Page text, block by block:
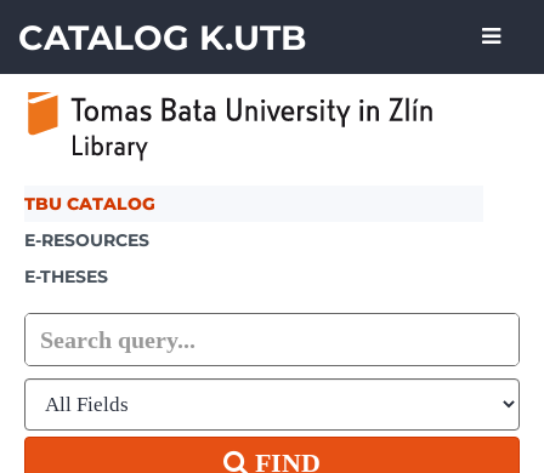
CATALOG K.UTB
TBU CATALOG
E-RESOURCES
E-THESES
FIND